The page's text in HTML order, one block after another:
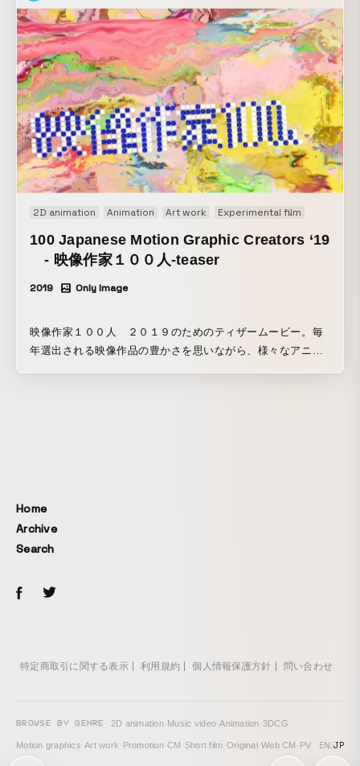
2D animation Animation Art work Experimental film
100 Japanese Motion Graphic Creators ‘19
- 映像作家１００人-teaser
2019 Only Image
映像作家１００人 ２０１９のためのティザームービー。毎
年選出される映像作品の豊かさを思いながら、様々なアニメ
Home
Archive
Search
特定商取引に関する表示 利用規約 個人情報保護方針 問い合わせ
BROWSE BY GENRE 2D animation· Music video·Animation·3DCG·
Motion graphics·Art work· Promotion·CM · Short film·Original·Web CM · PV EN/JP